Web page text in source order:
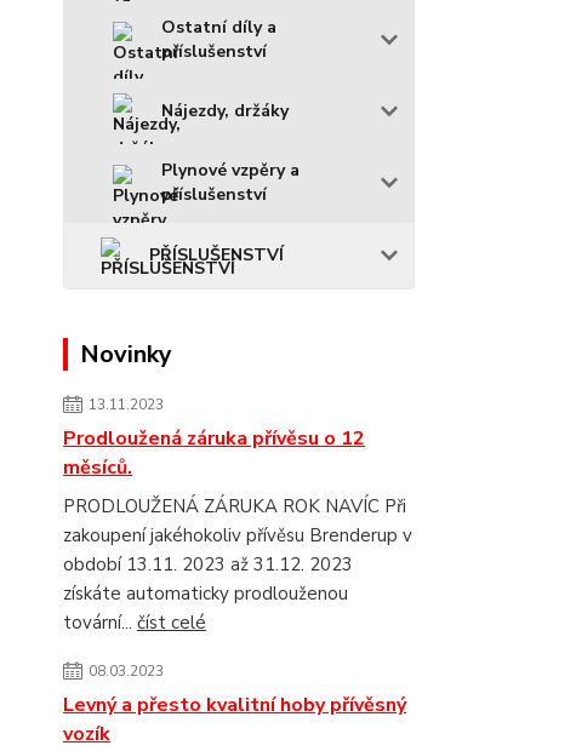
Ostatní díly a
příslušenství
Nájezdy, držáky
Plynové vzpěry a
příslušenství
PŘÍSLUŠENSTVÍ
Novinky
13.11.2023
Prodloužená záruka přívěsu o 12
měsíců.
PRODLOUŽENÁ ZÁRUKA ROK NAVÍC Při
zakoupení jakéhokoliv přívěsu Brenderup v
období 13.11. 2023 až 31.12. 2023
získáte automaticky prodlouženou
tovární... číst celé
08.03.2023
Levný a přesto kvalitní hoby přívěsný
vozík